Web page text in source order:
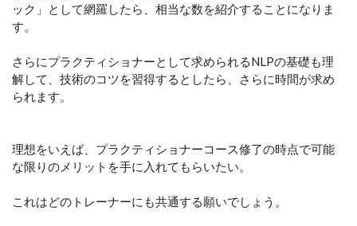
ック」として網羅したら、相当な数を紹介することになりま
す。
さらにプラクティショナーとして求められるNLPの基礎も理
解して、技術のコツを習得するとしたら、さらに時間が求め
られます。
理想をいえば、プラクティショナーコース修了の時点で可能
な限りのメリットを手に入れてもらいたい。
これはどのトレーナーにも共通する願いでしょう。